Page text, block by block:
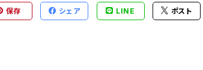
保存 シェア LINE ポスト